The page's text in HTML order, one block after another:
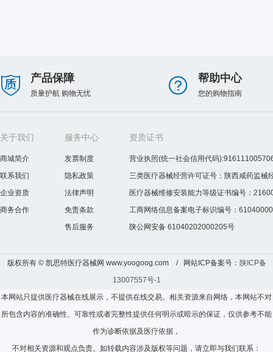
产品保障
质量护航 购物无忧
帮助中心
您的购物指南
关于我们
商城简介
联系我们
企业资质
商务合作
服务中心
发票制度
隐私政策
法律声明
免责条款
售后服务
资质证书
营业执照(统一社会信用代码
三类医疗器械经营许可证号：陕西咸药监械
医疗器械维修安装能力等级证书编号：
工商网络信息备案电子标识编号：
陕公网安备 61040202000205号
版权所有 © 凯思特医疗器械网 www.yoogoog.com / 网站ICP备案号： 陕ICP备
13007557号-1
本网站只提供医疗器械在线展示，不提供在线交易。相关资源来自网络，本网站不对
所包含内容的准确性、可靠性或者完整性提供任何明示或暗示的保证，仅供参考不能
作为诊断依据及医疗依据，
不对相关资源和观点负责。如转载内容涉及版权等问题，请立即与我们联系：